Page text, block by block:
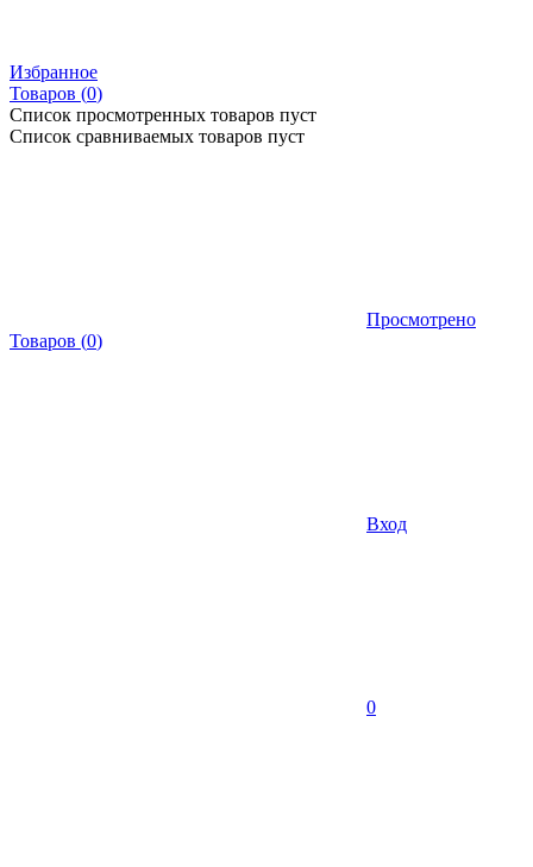
Избранное
Товаров (0)
Список просмотренных товаров пуст
Список сравниваемых товаров пуст
Просмотрено
Товаров (0)
Вход
0